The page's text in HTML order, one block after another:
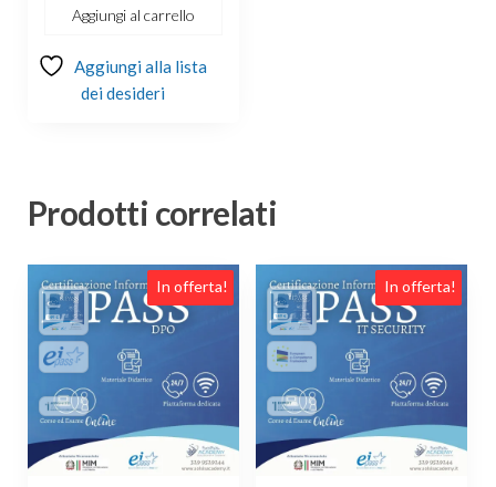
Aggiungi al carrello
Aggiungi alla lista
dei desideri
Prodotti correlati
In offerta! In offerta!